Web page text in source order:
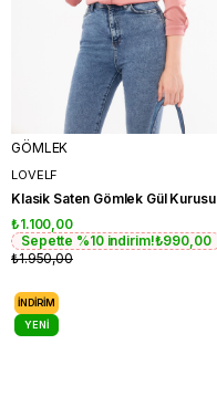
GÖMLEK
LOVELF
Klasik Saten Gömlek Gül Kurusu
₺1.100,00
Sepette %10 indirim!₺990,00
₺1.950,00
İNDIRIM
YENI